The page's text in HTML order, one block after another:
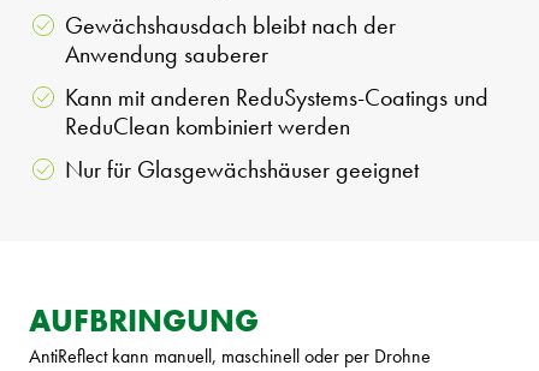
Gewächshausdach bleibt nach der
Anwendung sauberer
Kann mit anderen ReduSystems-Coatings und
ReduClean kombiniert werden
Nur für Glasgewächshäuser geeignet
AUFBRINGUNG
AntiReflect kann manuell, maschinell oder per Drohne